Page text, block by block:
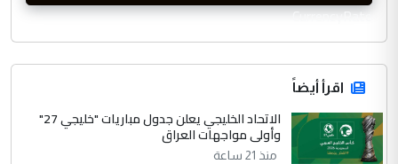
CurrencyRate
اقرأ أيضاً
الاتحاد الخليجي يعلن جدول مباريات "خليجي 27"
وأولى مواجهات العراق
منذ 21 ساعة